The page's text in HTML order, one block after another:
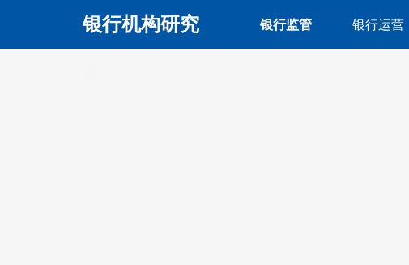
银行机构研究 银行监管 银行运营